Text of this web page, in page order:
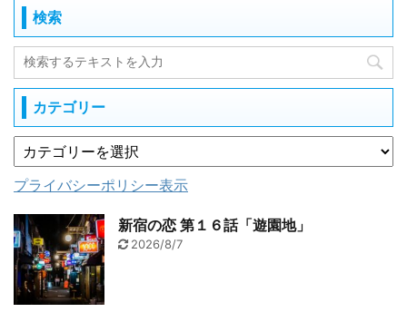
検索
カテゴリー
プライバシーポリシー表示
新宿の恋 第１６話「遊園地」
2026/8/7